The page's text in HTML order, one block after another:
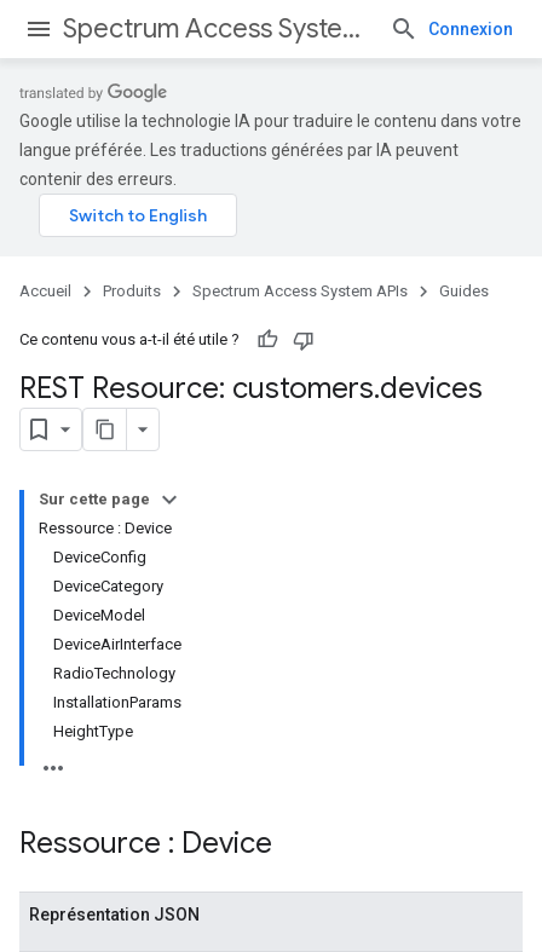
Spectrum Access System APIs Connexion
Google utilise la technologie IA pour traduire le contenu dans votre
langue préférée. Les traductions générées par IA peuvent
contenir des erreurs.
Accueil Produits Spectrum Access System APIs Guides
Ce contenu vous a-t-il été utile ?
REST Resource: customers.devices
Sur cette page
Ressource : Device
DeviceConfig
DeviceCategory
DeviceModel
DeviceAirInterface
RadioTechnology
InstallationParams
HeightType
Ressource : Device
Représentation JSON